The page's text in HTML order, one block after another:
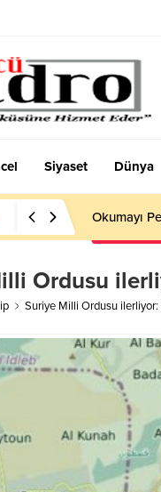
Siyaset Dünya
Okumayı
Ordusu
Suriye Milli Ordusu